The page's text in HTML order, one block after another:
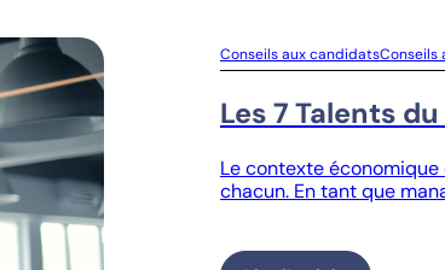
Conseils aux candidatsConseils
Les 7 Talents
Le contexte
chacun. En tant que